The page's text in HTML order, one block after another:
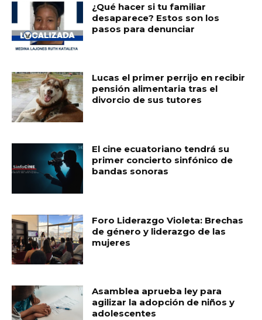
¿Qué hacer si tu familiar
desaparece? Estos son los
pasos para denunciar
Lucas el primer perrijo en recibir
pensión alimentaria tras el
divorcio de sus tutores
El cine ecuatoriano tendrá su
primer concierto sinfónico de
bandas sonoras
Foro Liderazgo Violeta: Brechas
de género y liderazgo de las
mujeres
Asamblea aprueba ley para
agilizar la adopción de niños y
adolescentes